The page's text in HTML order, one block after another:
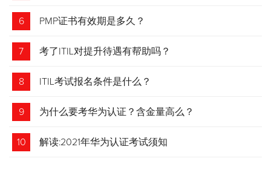
考试 变化请悉知
6 PMP证书有效期是多久？
7 考了ITIL对提升待遇有帮助吗？
8 ITIL考试报名条件是什么？
9 为什么要考华为认证？含金量高么？
10 解读:2021年华为认证考试须知